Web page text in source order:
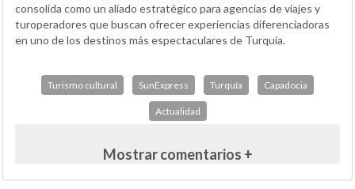
consolida como un aliado estratégico para agencias de viajes y
turoperadores que buscan ofrecer experiencias diferenciadoras
en uno de los destinos más espectaculares de Turquía.
Turismo cultural SunExpress Turquía Capadocia
Actualidad
Mostrar comentarios +